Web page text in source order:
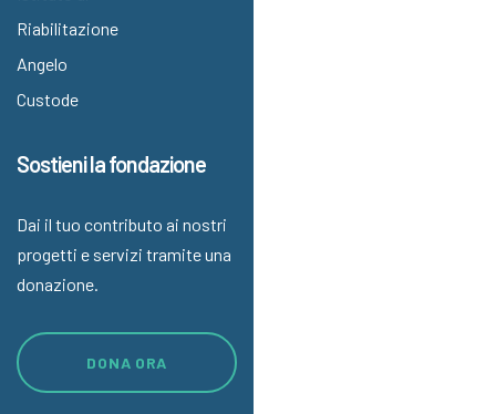
Riabilitazione
Angelo
Custode
Sostieni la fondazione
Dai il tuo contributo ai nostri
progetti e servizi tramite una
donazione.
DONA ORA